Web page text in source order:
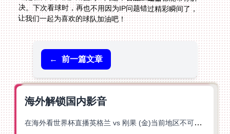
让我们一起为喜欢的球队加油吧！
← 前一篇文章
海外解锁国内影音
在海外看世界杯直播英格兰 vs 刚果 (金)当前地区不可播放？这篇指南帮你突破所有限制